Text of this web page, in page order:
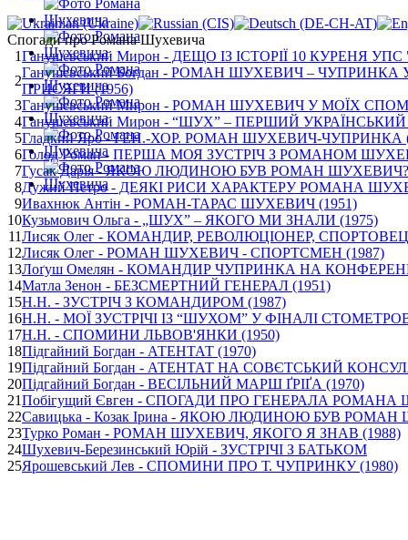
Спогади про Романа Шухевича
1Ганушевський Мирон - ДЕЩО ІЗ ІСТОРІЇ 10 КУРЕНЯ
2
Ганушевський Богдан - РОМАН ШУХЕВИЧ –
ПРИСЯГИ (1956)
3Ганушевський Мирон - РОМАН ШУХЕВИЧ У МОЇХ
4Ганушевський Мирон - “ШУХ” – ПЕРШИЙ
5Гладкий Яро - ГЕН.-ХОР. РОМАН ШУХЕВИЧ-ЧУПРИНКА
6Голод Роман - ПЕРША МОЯ ЗУСТРІЧ З РОМАНОМ
7Гусак Дарія - ЯКОЮ ЛЮДИНОЮ БУВ РОМАН ШУХЕВИЧ?
8Дужий Петро - ДЕЯКІ РИСИ ХАРАКТЕРУ РОМАНА
9Ивахнюк Антін - РОМАН-ТАРАС ШУХЕВИЧ (1951)
10Кузьмович Ольга - „ШУХ” – ЯКОГО МИ ЗНАЛИ (1975)
11Лисяк Олег - КОМАНДИР, РЕВОЛЮЦІОНЕР,
12Лисяк Олег - РОМАН ШУХЕВИЧ - СПОРТСМЕН (1987)
13Лоґуш Омелян - КОМАНДИР ЧУПРИНКА НА
14Матла Зенон - БЕЗСМЕРТНИЙ ГЕНЕРАЛ (1951)
15Н.Н. - ЗУСТРІЧ З КОМАНДИРОМ (1987)
16Н.Н. - МОЇ ЗУСТРІЧІ ІЗ “ШУХОМ” У ФІНАЛІ
17Н.Н. - СПОМИНИ ЛЬВОВ'ЯНКИ (1950)
18Підгайний Богдан - АТЕНТАТ (1970)
19Підгайний Богдан - АТЕНТАТ НА СОВЄТСЬКИЙ
20Підгайний Богдан - ВЕСІЛЬНИЙ МАРШ ҐРІҐА (1970)
21Побігущий Євген - СПОГАДИ ПРО ГЕНЕРАЛА РОМАНА
22Савицька - Козак Ірина - ЯКОЮ ЛЮДИНОЮ БУВ РОМАН
23Турко Роман - РОМАН ШУХЕВИЧ, ЯКОГО Я ЗНАВ (1988)
24Шухевич-Березинський Юрій - ЗУСТРІЧІ З БАТЬКОМ
25Ярошевський Лев - СПОМИНИ ПРО Т. ЧУПРИНКУ (1980)